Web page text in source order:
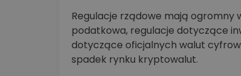
Regulacje rządowe mają ogromny
podatkowa, regulacje dotyczące
dotyczące oficjalnych walut
spadek rynku kryptowalut.